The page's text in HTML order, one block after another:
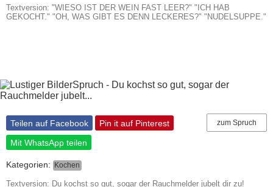
Textversion: "WIESO IST DER WEIN FAST LEER?" "ICH HAB
GEKOCHT." "OH, WAS GIBT ES DENN LECKERES?" "NUDELSUPPE."
zum Spruch
Teilen auf Facebook
Pin it auf Pinterest
Mit WhatsApp teilen
Kategorien: Kochen
Textversion: Du kochst so gut, sogar der Rauchmelder jubelt dir zu!